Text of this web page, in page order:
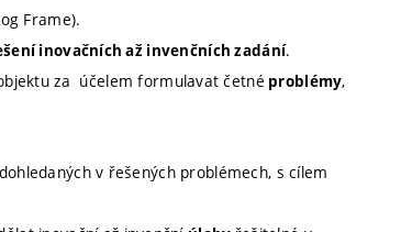
Frame).
inovačních až invenčních zadání.
za účelem formulavat četné problémy,
v řešených problémech, s cílem